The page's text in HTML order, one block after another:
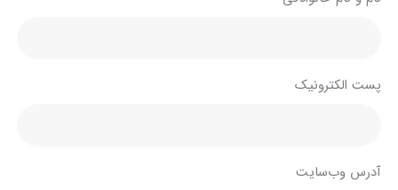
پست الکترونیک
آدرس وب‌سایت